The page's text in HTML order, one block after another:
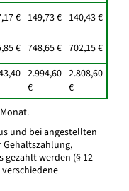
€ 149,73 € 140,43 €
€ 748,65 € 702,15 €
2.994,60
€
2.808,60
€
und bei angestellten
Gehaltszahlung,
gezahlt werden (§ 12